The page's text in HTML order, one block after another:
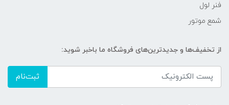
فنر لول
شمع موتور
از تخفیف‌ها و جدیدترین‌های فروشگاه ما باخبر شوید:
ثبت‌نام